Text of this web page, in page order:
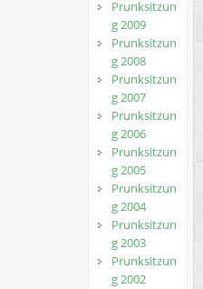
Prunksitzun
g 2009
Prunksitzun
g 2008
Prunksitzun
g 2007
Prunksitzun
g 2006
Prunksitzun
g 2005
Prunksitzun
g 2004
Prunksitzun
g 2003
Prunksitzun
g 2002